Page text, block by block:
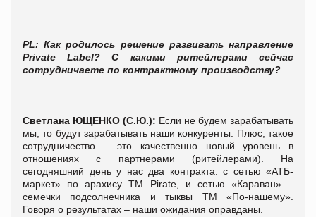
PL:Как родилось решениеразвивать направление
Private
Label? С какими ритейлерами
сейчас
сотрудничаете по контрактному производству?
Светлана ЮЩЕНКО (С.Ю.): Если не будем зарабатывать
мы, то будут зарабатывать наши конкуренты. Плюс, такое
сотрудничество – это качественно новый уровень в
отношениях с партнерами (ритейлерами). На
сегодняшний день у нас два контракта: с сетью «АТБ-
маркет» по арахису ТМ Pirate, и сетью «Караван» –
семечки подсолнечника и тыквы ТМ «По-нашему».
Говоря о результатах – наши ожидания оправданы.